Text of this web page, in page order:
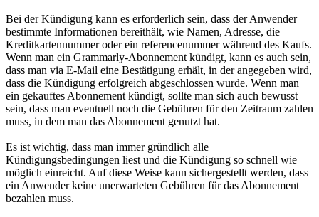
Bei der Kündigung kann es erforderlich sein, dass der Anwender
bestimmte Informationen bereithält, wie Namen, Adresse, die
Kreditkartennummer oder ein referencenummer während des Kaufs.
Wenn man ein Grammarly-Abonnement kündigt, kann es auch sein,
dass man via E-Mail eine Bestätigung erhält, in der angegeben wird,
dass die Kündigung erfolgreich abgeschlossen wurde. Wenn man
ein gekauftes Abonnement kündigt, sollte man sich auch bewusst
sein, dass man eventuell noch die Gebühren für den Zeitraum zahlen
muss, in dem man das Abonnement genutzt hat.
Es ist wichtig, dass man immer gründlich alle
Kündigungsbedingungen liest und die Kündigung so schnell wie
möglich einreicht. Auf diese Weise kann sichergestellt werden, dass
ein Anwender keine unerwarteten Gebühren für das Abonnement
bezahlen muss.